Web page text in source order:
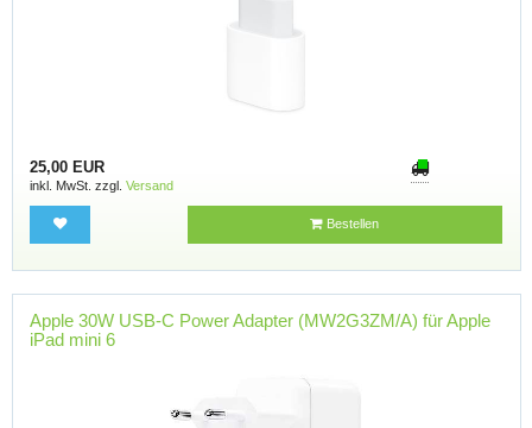
25,00 EUR
inkl. MwSt. zzgl. Versand
Bestellen
Apple 30W USB-C Power Adapter (MW2G3ZM/A) für Apple
iPad mini 6